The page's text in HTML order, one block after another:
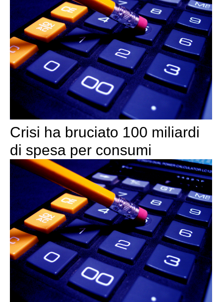
Crisi ha bruciato 100 miliardi
di spesa per consumi